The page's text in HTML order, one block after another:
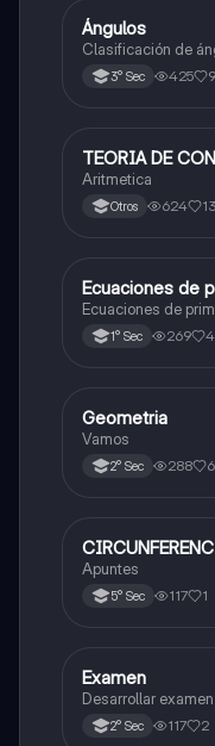
Matemáticas
Ángulos
Clasificación de
3° Sec 425 9
Matemáticas
TEORIA DE
Aritmetica
Otros 624 13
Matemáticas
Ecuaciones de
Ecuaciones de
1° Sec 269 4
Matemáticas
Geometria
Vamos
2° Sec 288 6
Matemáticas
Apuntes
5° Sec 117 1
Matemáticas
Examen
Desarrollar examen
2° Sec 117 2